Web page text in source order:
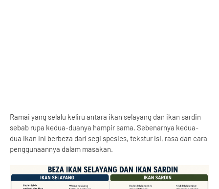
Ramai yang selalu keliru antara ikan selayang dan ikan sardin
sebab rupa kedua-duanya hampir sama. Sebenarnya kedua-
dua ikan ini berbeza dari segi spesies, tekstur isi, rasa dan cara
penggunaannya dalam masakan.